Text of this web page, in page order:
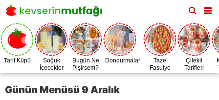
Tarif Küpü
Soğuk
İçecekler
Bugün Ne
Pişirsem?
Dondurmalar
Taze
Fasulye
Zamanı
Çilekli
Tarifleri
Günün Menüsü 9 Aralık